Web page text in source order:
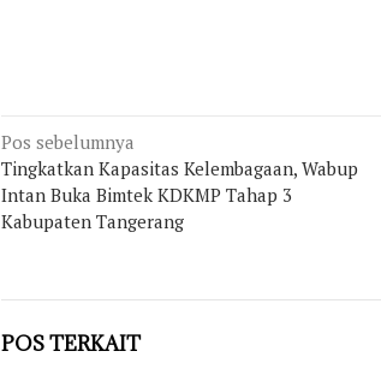
Navigasi
pos
Pos sebelumnya
Tingkatkan Kapasitas Kelembagaan, Wabup
Intan Buka Bimtek KDKMP Tahap 3
Kabupaten Tangerang
POS TERKAIT